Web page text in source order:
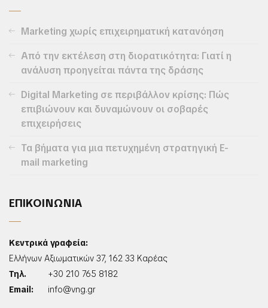
Marketing χωρίς επιχειρηματική κατανόηση
Από την εκτέλεση στη διορατικότητα: Γιατί η
ανάλυση προηγείται πάντα της δράσης
Digital Marketing σε περιβάλλον κρίσης: Πώς
επιβιώνουν και δυναμώνουν οι σοβαρές
επιχειρήσεις
Τα βήματα για μια πετυχημένη στρατηγική E-
mail marketing
ΕΠΙΚΟΙΝΩΝΙΑ
Κεντρικά γραφεία:
Ελλήνων Αξιωματικών 37, 162 33 Καρέας
Τηλ.
+30 210 765 8182
Email:
info@vng.gr